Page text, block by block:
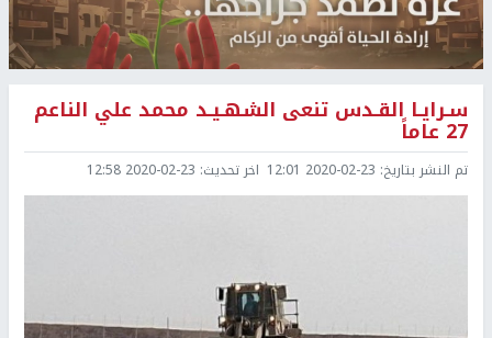
سـرايـا القـدس تنعى الشهـيـد محمد علي الناعم
27 عاماً
تم النشر بتاريخ: 2020-02-23 12:01 اخر تحديث: 2020-02-23 12:58